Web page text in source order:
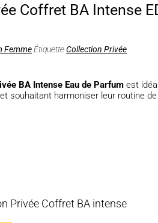
Coffret BA Intense
FemmeÉtiquetteCollection Privée
BA Intense Eau de Parfum est
souhaitant harmoniser leur routine
Privée Coffret BA intense